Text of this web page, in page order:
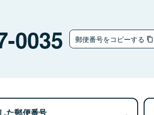
0035 郵便番号をコピーする
た郵便番号